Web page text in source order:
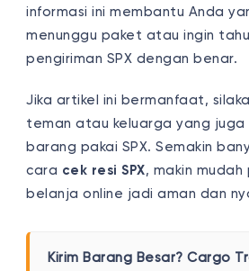
informasi ini membantu Anda
menunggu paket atau ingin
pengiriman SPX dengan benar.
Jika artikel ini bermanfaat,
teman atau keluarga yang juga
barang pakai SPX. Semakin
cara cek resi SPX, makin mudah
belanja online jadi aman dan
Kirim Barang Besar? Cargo